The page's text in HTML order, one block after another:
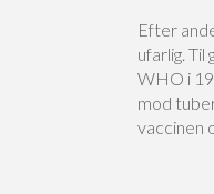
Efter
ufarlig.
WHO i
mod
vaccinen